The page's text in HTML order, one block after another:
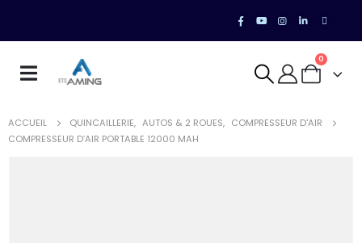
0
ACCUEIL QUINCAILLERIE, AUTOS & 2 ROUES, COMPRESSEUR D'AIR
COMPRESSEUR D’AIR PORTABLE 12000 MAH